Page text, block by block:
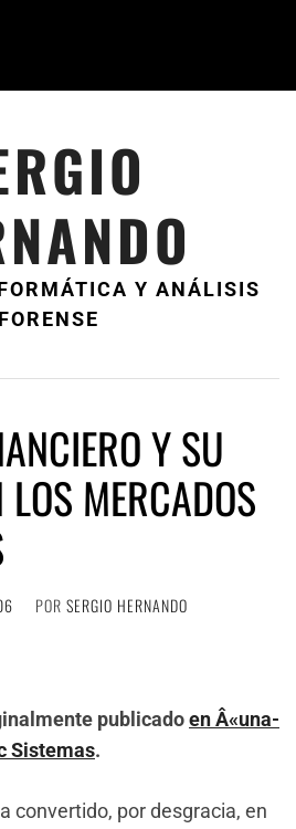
Y ANÁLISIS
FORENSE
Y SU
MERCADOS
POR SERGIO HERNANDO
publicadoen Â«una-
Sistemas.
convertido, por desgracia, en